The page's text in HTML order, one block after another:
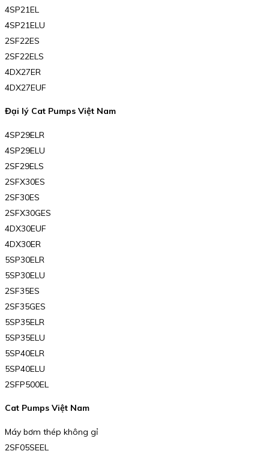
4SP21EL
4SP21ELU
2SF22ES
2SF22ELS
4DX27ER
4DX27EUF
Đại lý Cat Pumps Việt Nam
4SP29ELR
4SP29ELU
2SF29ELS
2SFX30ES
2SF30ES
2SFX30GES
4DX30EUF
4DX30ER
5SP30ELR
5SP30ELU
2SF35ES
2SF35GES
5SP35ELR
5SP35ELU
5SP40ELR
5SP40ELU
2SFP500EL
Cat Pumps Việt Nam
Máy bơm thép không gỉ
2SF05SEEL